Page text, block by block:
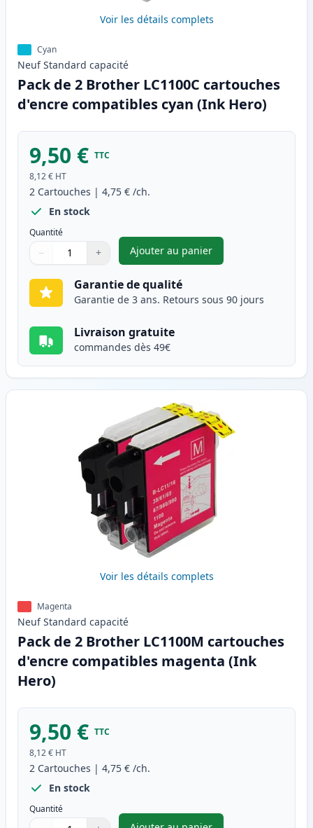
Voir les détails complets
Cyan
Neuf Standard capacité
Pack de 2 Brother LC1100C cartouches
d'encre compatibles cyan (Ink Hero)
9,50 € TTC
8,12 € HT
2 Cartouches | 4,75 € /ch.
En stock
Quantité
Quantité
Utilisez les boutons pour ajuster
− +
Quantité
Ajouter au panier
,Pack de 2 Brother LC1100C
Garantie de qualité
Garantie de 3 ans. Retours sous 90 jours
Livraison gratuite
commandes dès 49€
Voir les détails complets
Magenta
Neuf Standard capacité
Pack de 2 Brother LC1100M cartouches
d'encre compatibles magenta (Ink
Hero)
9,50 € TTC
8,12 € HT
2 Cartouches | 4,75 € /ch.
En stock
Quantité